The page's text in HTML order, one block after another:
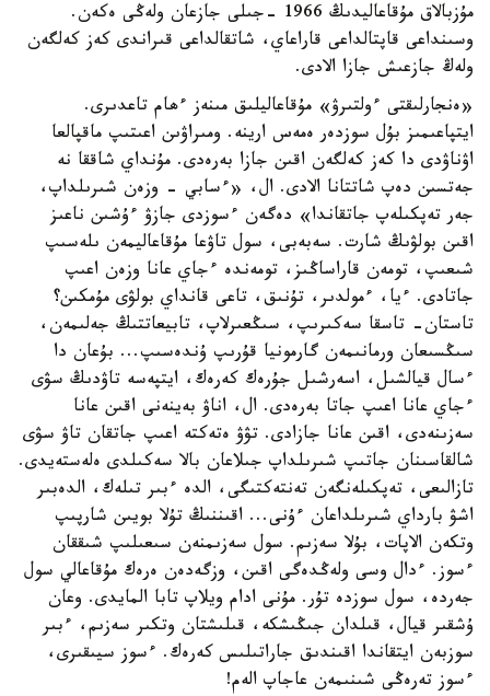
مۇزبالاق مۇقاعاليدىڭ 1966 -جىلى جازعان ولەڭى ەكەن.
وسىنداعى قاپتالداعى قاراعاي، شاتقالداعى قىراندى كەز كەلگەن
ولەڭ جازعىش جازا الادى.
«ەنجارلىقتى ءولتىرۋ» مۇقاعاليلىق مىنەز ءھام تاعدىرى.
ايتپاعىمىز بۇل سوزدەر ەمەس ارينە. ومىراۋىن اعىتىپ ماقپالعا
اۋناۋدى دا كەز كەلگەن اقىن جازا بەرەدى. مۇنداي شاققا نە
جەتسىن دەپ شاتتانا الادى. ال، «ءسابي - وزەن شىرىلداپ،
جەر تەپكىلەپ جاتقاندا» دەگەن ءسوزدى جازۋ ءۇشىن ناعىز
اقىن بولۋىڭ شارت. سەبەبى، سول تاۋعا مۇقاعاليمەن ىلەسىپ
شىعىپ، تومەن قاراساڭىز، تومەندە ءجاي عانا وزەن اعىپ
جاتادى. ءيا، ءمولدىر، تۇنىق، تاعى قانداي بولۋى مۇمكىن؟
تاستان- تاسقا سەكىرىپ، سىڭعىرلاپ، تابيعاتتىڭ جەلىمەن،
سىڭسىعان ورمانىمەن گارمونيا قۇرىپ ۇندەسىپ... بۇعان دا
ءسال قيالشىل، اسەرشىل جۇرەك كەرەك، ايتپەسە تاۋدىڭ سۋى
ءجاي عانا اعىپ جاتا بەرەدى. ال، اناۋ بەينەنى اقىن عانا
سەزىنەدى، اقىن عانا جازادى. تۋۋ ەتەكتە اعىپ جاتقان تاۋ سۋى
شالقاسىنان جاتىپ شىرىلداپ جىلاعان بالا سەكىلدى ەلەستەيدى.
تازالىعى، تەپكىلەنگەن تەنتەكتىگى، الدە ءبىر تىلەك، الدەبىر
اشۋ بارداي شىرىلداعان ءۇنى... اقىننىڭ تۇلا بويىن شارپىپ
وتكەن الاپات، بۇلا سەزىم. سول سەزىمنەن سىعىلىپ شىققان
ءسوز. ءدال وسى ولەڭدەگى اقىن، وزگەدەن ەرەك مۇقاعالي سول
جەردە، سول سوزدە تۇر. مۇنى ادام ويلاپ تابا المايدى. وعان
ۇشقىر قيال، قىلدان جىڭىشكە، قىلىشتان وتكىر سەزىم، ءبىر
سوزبەن ايتقاندا اقىندىق جاراتىلىس كەرەك. ءسوز سيىقىرى،
ءسوز تەرەڭى شىنىمەن عاجاپ الەم!